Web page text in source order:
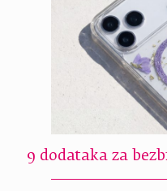
9 dodataka za